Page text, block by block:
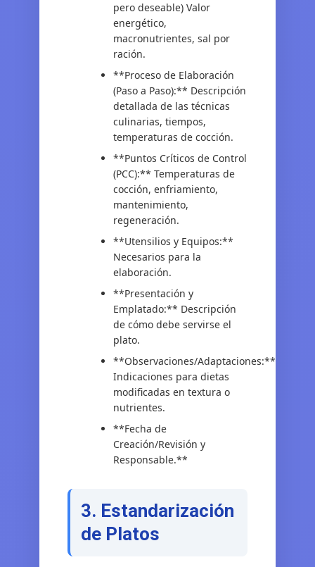
pero deseable) Valor
energético,
macronutrientes, sal por
ración.
**Proceso de Elaboración
(Paso a Paso):** Descripción
detallada de las técnicas
culinarias, tiempos,
temperaturas de cocción.
**Puntos Críticos de Control
(PCC):** Temperaturas de
cocción, enfriamiento,
mantenimiento,
regeneración.
**Utensilios y Equipos:**
Necesarios para la
elaboración.
**Presentación y
Emplatado:** Descripción
de cómo debe servirse el
plato.
**Observaciones/Adaptaciones:**
Indicaciones para dietas
modificadas en textura o
nutrientes.
**Fecha de
Creación/Revisión y
Responsable.**
3. Estandarización
de Platos